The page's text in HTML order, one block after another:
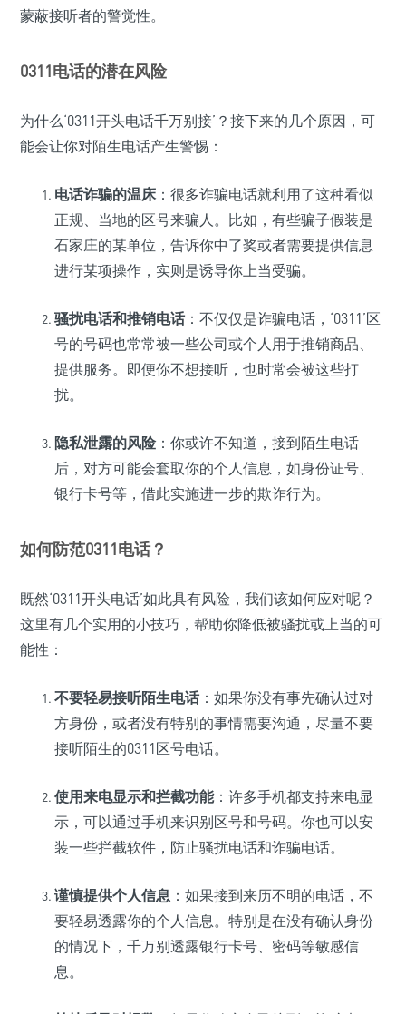
蒙蔽接听者的警觉性。
0311电话的潜在风险
为什么‘0311开头电话千万别接’？接下来的几个原因，可
能会让你对陌生电话产生警惕：
电话诈骗的温床：很多诈骗电话就利用了这种看似
正规、当地的区号来骗人。比如，有些骗子假装是
石家庄的某单位，告诉你中了奖或者需要提供信息
进行某项操作，实则是诱导你上当受骗。
骚扰电话和推销电话：不仅仅是诈骗电话，‘0311’区
号的号码也常常被一些公司或个人用于推销商品、
提供服务。即便你不想接听，也时常会被这些打
扰。
隐私泄露的风险：你或许不知道，接到陌生电话
后，对方可能会套取你的个人信息，如身份证号、
银行卡号等，借此实施进一步的欺诈行为。
如何防范0311电话？
既然‘0311开头电话’如此具有风险，我们该如何应对呢？
这里有几个实用的小技巧，帮助你降低被骚扰或上当的可
能性：
不要轻易接听陌生电话：如果你没有事先确认过对
方身份，或者没有特别的事情需要沟通，尽量不要
接听陌生的0311区号电话。
使用来电显示和拦截功能：许多手机都支持来电显
示，可以通过手机来识别区号和号码。你也可以安
装一些拦截软件，防止骚扰电话和诈骗电话。
谨慎提供个人信息 ：如果接到来历不明的电话，不
要轻易透露你的个人信息。特别是在没有确认身份
的情况下，千万别透露银行卡号、密码等敏感信
息。